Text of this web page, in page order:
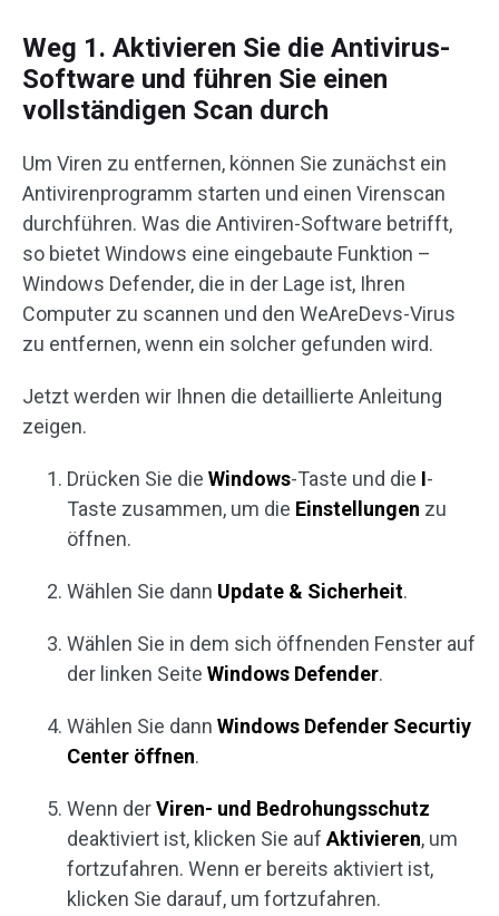
Weg 1. Aktivieren Sie die Antivirus-
Software und führen Sie einen
vollständigen Scan durch
Um Viren zu entfernen, können Sie zunächst ein
Antivirenprogramm starten und einen Virenscan
durchführen. Was die Antiviren-Software betrifft,
so bietet Windows eine eingebaute Funktion –
Windows Defender, die in der Lage ist, Ihren
Computer zu scannen und den WeAreDevs-Virus
zu entfernen, wenn ein solcher gefunden wird.
Jetzt werden wir Ihnen die detaillierte Anleitung
zeigen.
Drücken Sie die Windows-Taste und die I-
Taste zusammen, um die Einstellungen zu
öffnen.
Wählen Sie dann Update & Sicherheit.
Wählen Sie in dem sich öffnenden Fenster auf
der linken Seite Windows Defender.
Wählen Sie dann Windows Defender Securtiy
Center öffnen.
Wenn derViren- und Bedrohungsschutz
deaktiviert ist, klicken Sie auf Aktivieren, um
fortzufahren. Wenn er bereits aktiviert ist,
klicken Sie darauf, um fortzufahren.